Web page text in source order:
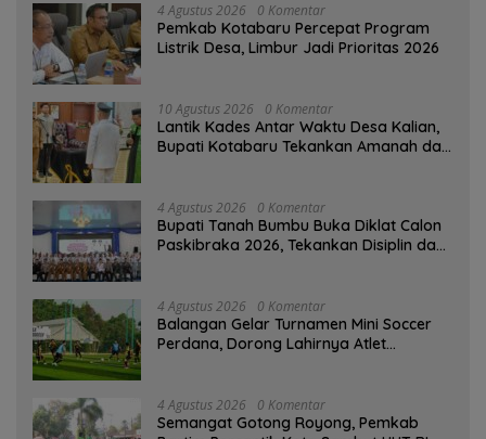
4 Agustus 2026 0 Komentar
Pemkab Kotabaru Percepat Program
Listrik Desa, Limbur Jadi Prioritas 2026
10 Agustus 2026 0 Komentar
Lantik Kades Antar Waktu Desa Kalian,
Bupati Kotabaru Tekankan Amanah dan
4 Agustus 2026 0 Komentar
Bupati Tanah Bumbu Buka Diklat Calon
Paskibraka 2026, Tekankan Disiplin dan
4 Agustus 2026 0 Komentar
Balangan Gelar Turnamen Mini Soccer
Perdana, Dorong Lahirnya Atlet
4 Agustus 2026 0 Komentar
Semangat Gotong Royong, Pemkab